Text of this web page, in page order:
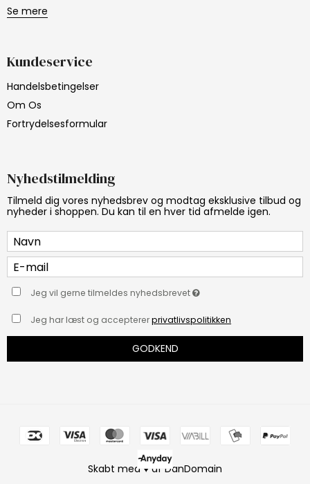
Se mere
Kundeservice
Handelsbetingelser
Om Os
Fortrydelsesformular
Nyhedstilmelding
Tilmeld dig vores nyhedsbrev og modtag eksklusive tilbud og
nyheder i shoppen. Du kan til en hver tid afmelde igen.
Jeg vil gerne tilmeldes nyhedsbrevet
Jeg har læst og acceptererprivatlivspolitikken
GODKEND
Skabt med ♥ af DanDomain